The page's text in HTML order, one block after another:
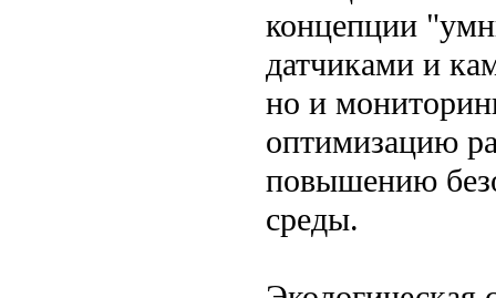
концепции
датчиками и
но и
оптимизацию
повышению
среды.